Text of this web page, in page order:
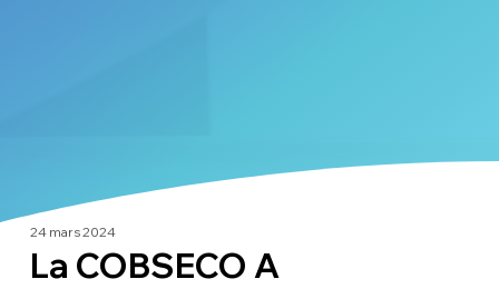
La COBSECO A
24 mars 2024